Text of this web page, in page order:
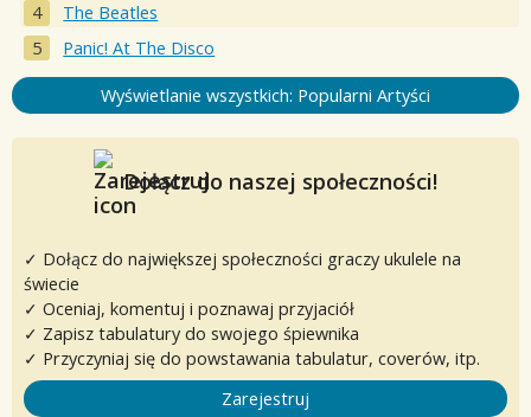
The Beatles
Panic! At The Disco
Wyświetlanie wszystkich: Popularni Artyści
Dołącz do naszej społeczności!
✓ Dołącz do największej społeczności graczy ukulele na
świecie
✓ Oceniaj, komentuj i poznawaj przyjaciół
✓ Zapisz tabulatury do swojego śpiewnika
✓ Przyczyniaj się do powstawania tabulatur, coverów, itp.
Zarejestruj